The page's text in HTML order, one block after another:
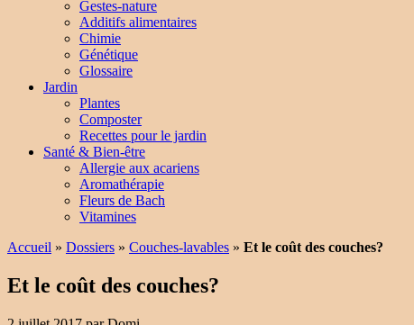
Gestes-nature
Additifs alimentaires
Chimie
Génétique
Glossaire
Jardin
Plantes
Composter
Recettes pour le jardin
Santé & Bien-être
Allergie aux acariens
Aromathérapie
Fleurs de Bach
Vitamines
Accueil » Dossiers » Couches-lavables » Et le coût des couches?
Et le coût des couches?